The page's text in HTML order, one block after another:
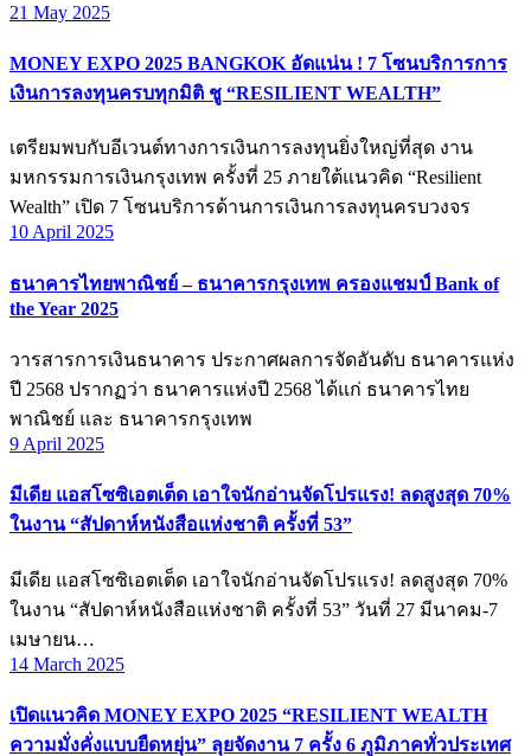
21 May 2025
MONEY EXPO 2025 BANGKOK อัดแน่น ! 7 โซนบริการการ
เงินการลงทุนครบทุกมิติ ชู “RESILIENT WEALTH”
เตรียมพบกับอีเวนต์ทางการเงินการลงทุนยิ่งใหญ่ที่สุด งาน
มหกรรมการเงินกรุงเทพ ครั้งที่ 25 ภายใต้แนวคิด “Resilient
Wealth” เปิด 7 โซนบริการด้านการเงินการลงทุนครบวงจร
10 April 2025
ธนาคารไทยพาณิชย์ – ธนาคารกรุงเทพ ครองแชมป์ Bank of
the Year 2025
วารสารการเงินธนาคาร ประกาศผลการจัดอันดับ ธนาคารแห่ง
ปี 2568 ปรากฏว่า ธนาคารแห่งปี 2568 ได้แก่ ธนาคารไทย
พาณิชย์ และ ธนาคารกรุงเทพ
9 April 2025
มีเดีย แอสโซซิเอตเต็ด เอาใจนักอ่านจัดโปรแรง! ลดสูงสุด 70%
ในงาน “สัปดาห์หนังสือแห่งชาติ ครั้งที่ 53”
มีเดีย แอสโซซิเอตเต็ด เอาใจนักอ่านจัดโปรแรง! ลดสูงสุด 70%
ในงาน “สัปดาห์หนังสือแห่งชาติ ครั้งที่ 53” วันที่ 27 มีนาคม-7
เมษายน…
14 March 2025
เปิดแนวคิด MONEY EXPO 2025 “RESILIENT WEALTH
ความมั่งคั่งแบบยืดหยุ่น” ลุยจัดงาน 7 ครั้ง 6 ภูมิภาคทั่วประเทศ